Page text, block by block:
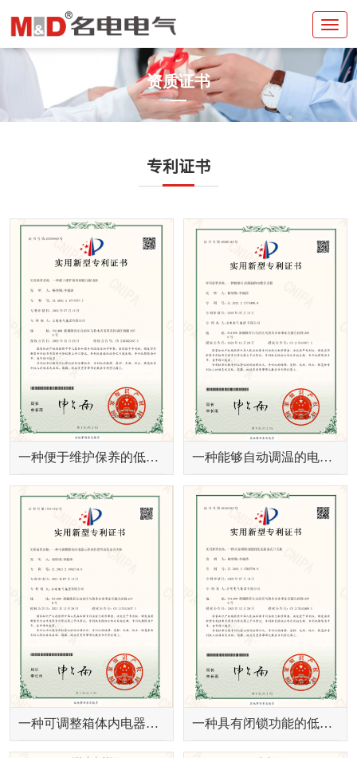
资质证书
专利证书
一种便于维护保养的低压配电柜 一种能够自动调温的电缆分支箱
一种可调整箱体内电器元件间位置的高低压开关柜 一种具有闭锁功能的低压抽出式开关柜